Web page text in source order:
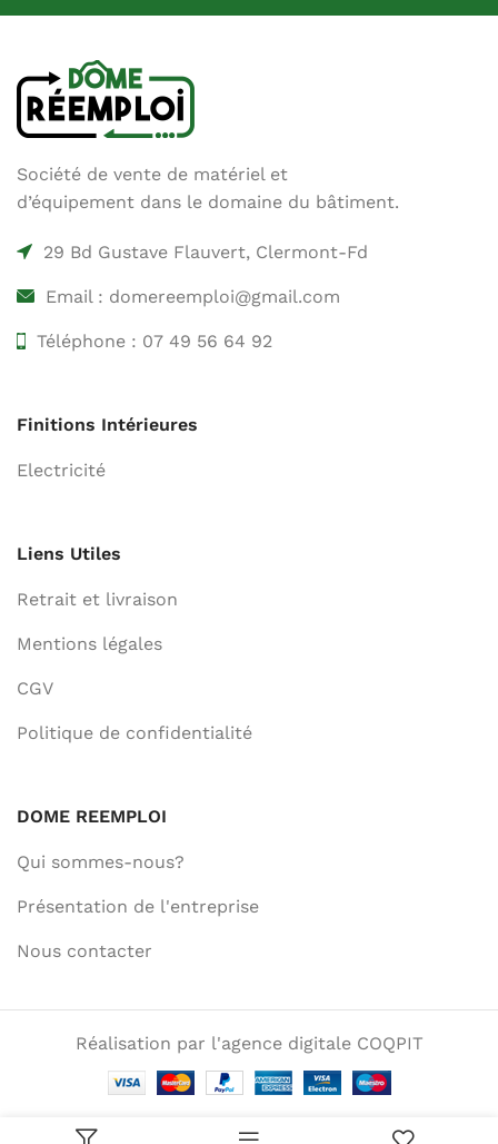
Société de vente de matériel et
d’équipement dans le domaine du bâtiment.
29 Bd Gustave Flauvert, Clermont-Fd
Email : domereemploi@gmail.com
Téléphone : 07 49 56 64 92
Finitions Intérieures
Electricité
Liens Utiles
Retrait et livraison
Mentions légales
CGV
Politique de confidentialité
DOME REEMPLOI
Qui sommes-nous?
Présentation de l'entreprise
Nous contacter
Réalisation par l'agence digitale COQPIT